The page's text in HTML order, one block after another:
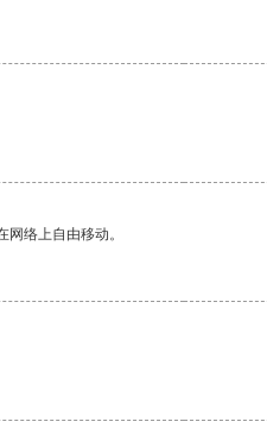
络上自由移动。